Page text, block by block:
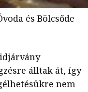
és Bölcsőde
álltak át, így
nem